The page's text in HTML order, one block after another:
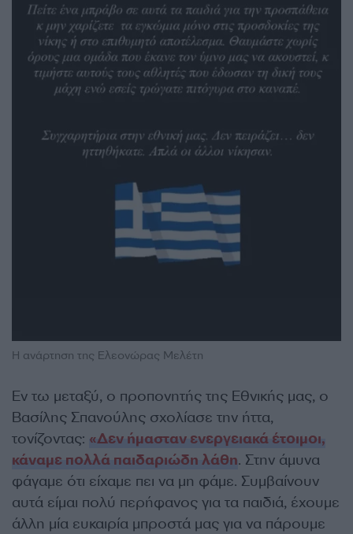
Η ανάρτηση της Ελεονώρας Μελέτη
Εν τω μεταξύ, ο προπονητής της Εθνικής μας, ο
Βασίλης Σπανούλης σχολίασε την ήττα,
τονίζοντας: «Δεν ήμασταν ενεργειακά έτοιμοι,
κάναμε πολλά παιδαριώδη λάθη. Στην άμυνα
φάγαμε ότι είχαμε πει να μη φάμε. Συμβαίνουν
αυτά είμαι πολύ περήφανος για τα παιδιά, έχουμε
άλλη μία ευκαιρία μπροστά μας για να πάρουμε